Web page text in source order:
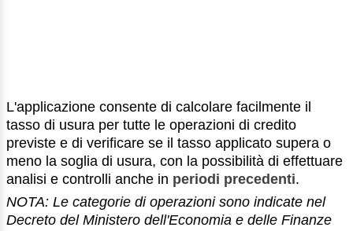
L'applicazione consente di calcolare facilmente il
tasso di usura per tutte le operazioni di credito
previste e di verificare se il tasso applicato supera o
meno la soglia di usura, con la possibilità di effettuare
analisi e controlli anche in periodi precedenti.
NOTA: Le categorie di operazioni sono indicate nel
Decreto del Ministero dell'Economia e delle Finanze